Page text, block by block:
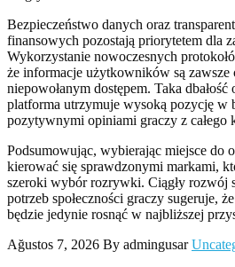
Bezpieczeństwo danych oraz
finansowych pozostają priorytetem dla
Wykorzystanie nowoczesnych
że informacje użytkowników są zawsze
niepowołanym dostępem. Taka dbałość
platforma utrzymuje wysoką pozycję w
pozytywnymi opiniami graczy z całego
Podsumowując, wybierając miejsce do
kierować się sprawdzonymi markami,
szeroki wybór rozrywki. Ciągły rozwój
potrzeb społeczności graczy sugeruje,
będzie jedynie rosnąć w najbliższej
Ağustos 7, 2026 By admingusar